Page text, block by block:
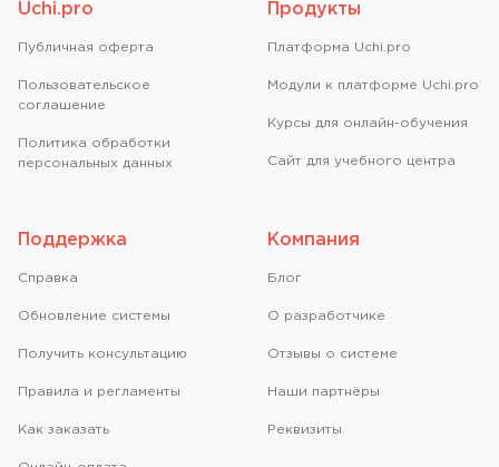
Uchi.pro
Публичная оферта
Пользовательское
соглашение
Политика обработки
персональных данных
Продукты
Платформа Uchi.pro
Модули к платформе Uchi.pro
Курсы для онлайн-обучения
Сайт для учебного центра
Поддержка
Справкa
Обновление системы
Получить консультацию
Правила и регламенты
Как заказать
Компания
Блог
О разработчике
Отзывы о системе
Наши партнёры
Реквизиты